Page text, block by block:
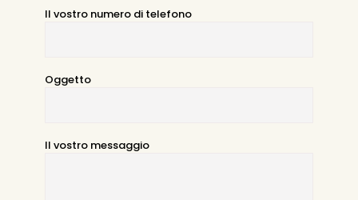
Il vostro numero di telefono
Oggetto
Il vostro messaggio